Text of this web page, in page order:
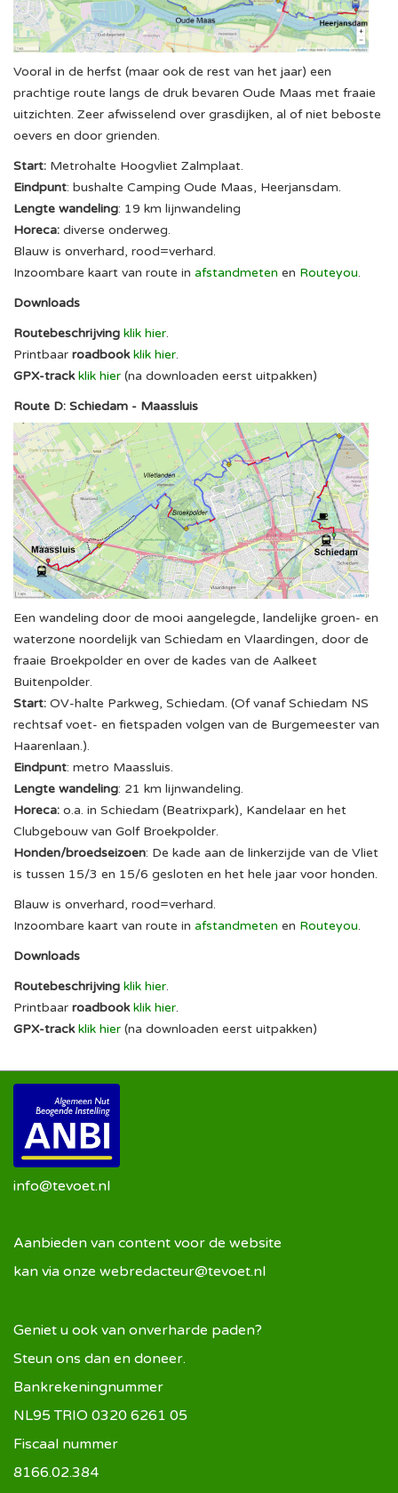
Vooral in de herfst (maar ook de rest van het jaar) een
prachtige route langs de druk bevaren Oude Maas met fraaie
uitzichten. Zeer afwisselend over grasdijken, al of niet beboste
oevers en door grienden.
Start: Metrohalte Hoogvliet Zalmplaat.
Eindpunt: bushalte Camping Oude Maas, Heerjansdam.
Lengte wandeling: 19 km lijnwandeling
Horeca: diverse onderweg.
Blauw is onverhard, rood=verhard.
Inzoombare kaart van route in afstandmeten en Routeyou.
Downloads
Routebeschrijving klik hier.
Printbaar roadbook klik hier.
GPX-track klik hier (na downloaden eerst uitpakken)
Route D: Schiedam - Maassluis
Een wandeling door de mooi aangelegde, landelijke groen- en
waterzone noordelijk van Schiedam en Vlaardingen, door de
fraaie Broekpolder en over de kades van de Aalkeet
Buitenpolder.
Start: OV-halte Parkweg, Schiedam. (Of vanaf Schiedam NS
rechtsaf voet- en fietspaden volgen van de Burgemeester van
Haarenlaan.).
Eindpunt: metro Maassluis.
Lengte wandeling: 21 km lijnwandeling.
Horeca: o.a. in Schiedam (Beatrixpark), Kandelaar en het
Clubgebouw van Golf Broekpolder.
Honden/broedseizoen: De kade aan de linkerzijde van de Vliet
is tussen 15/3 en 15/6 gesloten en het hele jaar voor honden.
Blauw is onverhard, rood=verhard.
Inzoombare kaart van route in afstandmeten en Routeyou.
Downloads
Routebeschrijving klik hier.
Printbaar roadbook klik hier.
GPX-track klik hier (na downloaden eerst uitpakken)
info@tevoet.nl
Aanbieden van content voor de website
kan via onze webredacteur@tevoet.nl
Geniet u ook van onverharde paden?
Steun ons dan en doneer.
Bankrekeningnummer
NL95 TRIO 0320 6261 05
Fiscaal nummer
8166.02.384